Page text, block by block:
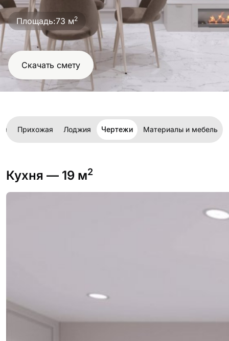
Площадь:73 м2
Скачать смету
Прихожая Лоджия Чертежи Материалы и мебель
Кухня — 19 м2